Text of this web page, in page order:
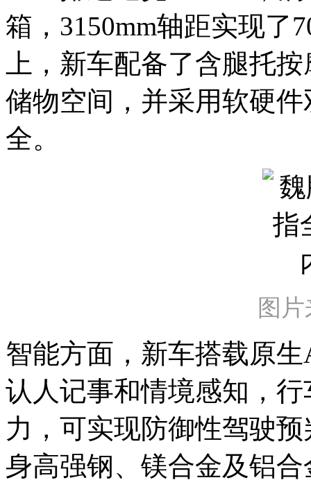
箱，3150mm轴距实现了
上，新车配备了含腿托
储物空间，并采用软硬
全。
图
智能方面，新车搭载原
认人记事和情境感知，
力，可实现防御性驾驶
身高强钢、镁合金及铝